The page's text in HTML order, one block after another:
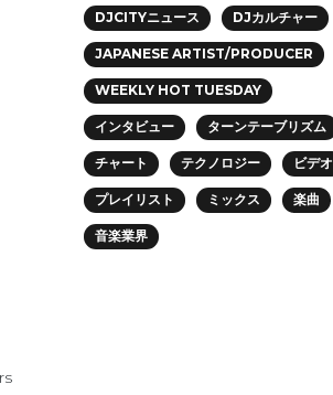
DJCITYニュース DJカルチャー
JAPANESE ARTIST/PRODUCER
WEEKLY HOT TUESDAY
インタビュー ターンテーブリズム
チャート テクノロジー ビデオ
プレイリスト ミックス 楽曲
音楽業界